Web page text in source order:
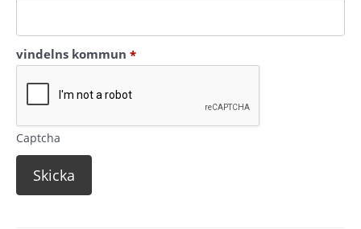
vindelns kommun *(obligatorisk)
Captcha